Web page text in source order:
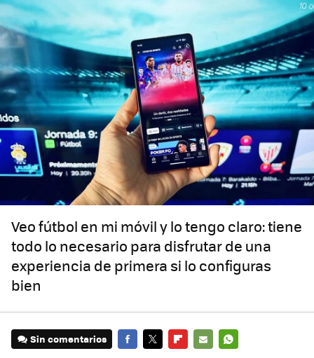
Veo fútbol en mi móvil y lo tengo claro: tiene
todo lo necesario para disfrutar de una
experiencia de primera si lo configuras
bien
Sin comentarios